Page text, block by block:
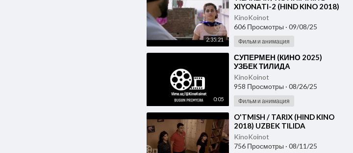
2:35:21
XIYONATI-2 (HIND KINO 2018)
O'ZBEK TILIDA
KinoKoinot
606 Просмотры · 09/08/25
Фильм и анимация
0:05
⁣СУПЕРМЕН (КИНО 2025)
УЗБЕК ТИЛИДА
KinoKoinot
958 Просмотры · 08/26/25
Фильм и анимация
⁣O'TMISH / TARIX (HIND KINO
2018) UZBEK TILIDA
KinoKoinot
756 Просмотры · 08/11/25